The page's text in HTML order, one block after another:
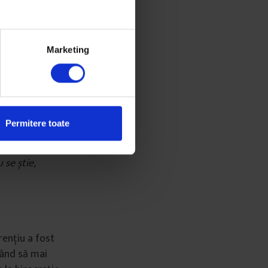
Marketing
Permitere toate
care o ajuta
înainte
n-o să
i-am zis
se știe,
a fost
să mai